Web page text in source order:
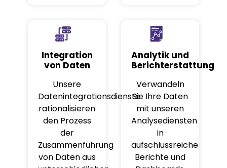
Integration
von Daten
Unsere
Datenintegrationsdienste
rationalisieren
den Prozess
der
Zusammenführung
von Daten aus
Analytik und
Berichterstattung
Verwandeln
Sie Ihre Daten
mit unseren
Analysediensten
in
aufschlussreiche
Berichte und